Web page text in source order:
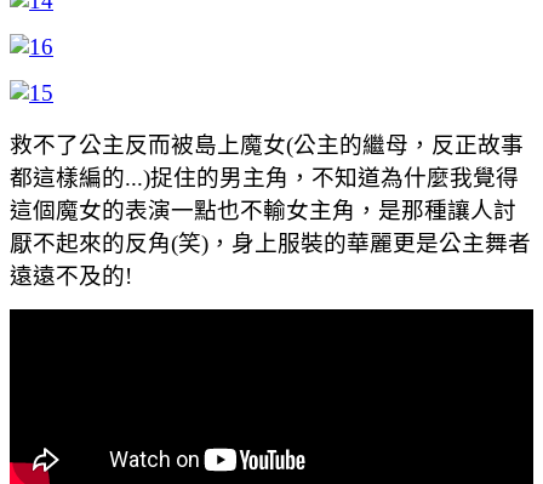
救不了公主反而被島上魔女(公主的繼母，反正故事
都這樣編的...)捉住的男主角，不知道為什麼我覺得
這個魔女的表演一點也不輸女主角，是那種讓人討
厭不起來的反角(笑)，身上服裝的華麗更是公主舞者
遠遠不及的!